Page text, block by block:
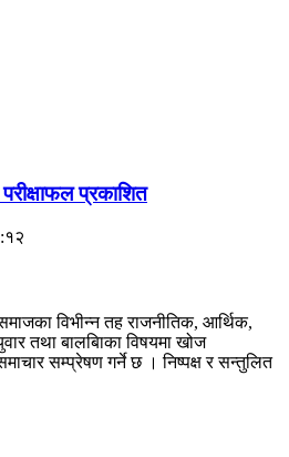
प्रकाशित
विभीन्न तह राजनीतिक, आर्थिक,
तथा बालबािका विषयमा खोज
सम्प्रेषण गर्ने छ । निष्पक्ष र सन्तुलित